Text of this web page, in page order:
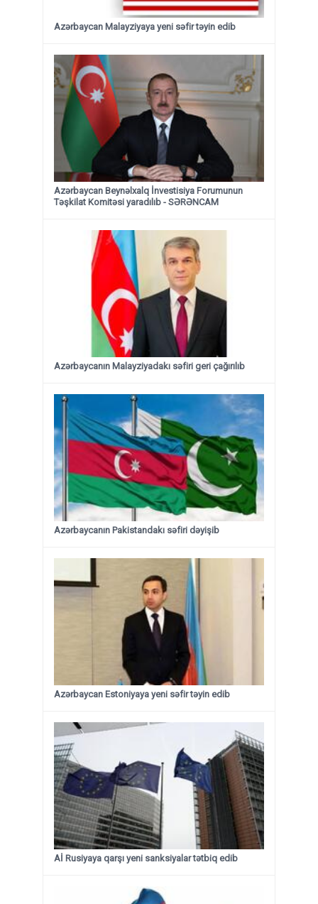
Azərbaycan Malayziyaya yeni səfir təyin edib
Azərbaycan Beynəlxalq İnvestisiya Forumunun
Təşkilat Komitəsi yaradılıb - SƏRƏNCAM
Azərbaycanın Malayziyadakı səfiri geri çağırılıb
Azərbaycanın Pakistandakı səfiri dəyişib
Azərbaycan Estoniyaya yeni səfir təyin edib
Aİ Rusiyaya qarşı yeni sanksiyalar tətbiq edib